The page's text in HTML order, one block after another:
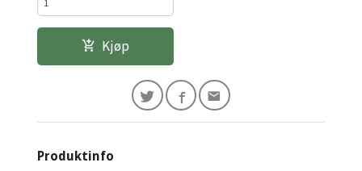
Kjøp
Produktinfo